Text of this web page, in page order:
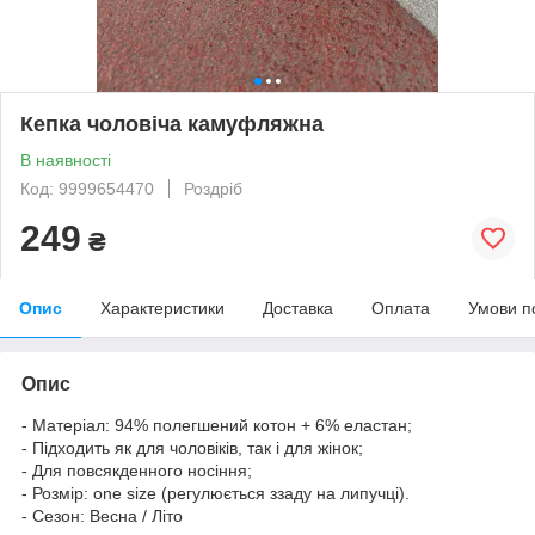
Кепка чоловіча камуфляжна
В наявності
Код: 9999654470
Роздріб
249 ₴
Опис Характеристики Доставка Оплата Умови
Опис
- Матеріал: 94% полегшений котон + 6% еластан;
- Підходить як для чоловіків, так і для жінок;
- Для повсякденного носіння;
- Розмір: one size (регулюється ззаду на липучці).
- Сезон: Весна / Літо